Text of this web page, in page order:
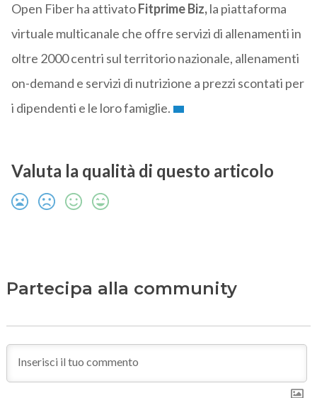
Open Fiber ha attivatoFitprime Biz,la piattaforma
virtuale multicanale che offre servizi di allenamenti in
oltre 2000 centri sul territorio nazionale, allenamenti
on-demand e servizi di nutrizione a prezzi scontati per
i dipendenti e le loro famiglie.
Valuta la qualità di questo articolo
Partecipa alla community